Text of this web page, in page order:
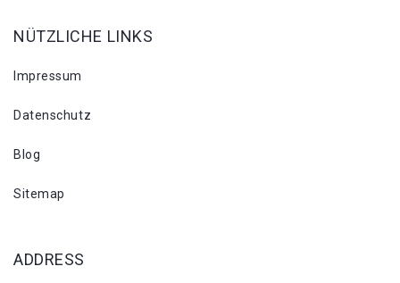
NÜTZLICHE LINKS
Impressum
Datenschutz
Blog
Sitemap
ADDRESS